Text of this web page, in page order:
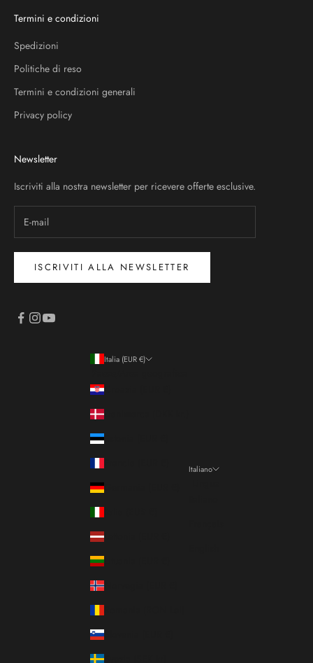
Termini e condizioni
Spedizioni
Politiche di reso
Termini e condizioni generali
Privacy policy
Newsletter
Iscriviti alla nostra newsletter per ricevere offerte esclusive.
ISCRIVITI ALLA NEWSLETTER
Italia (EUR €)
Croazia (EUR €)
Danimarca (DKK kr.)
Estonia (EUR €)
Francia (EUR €)
Germania (EUR €)
Italia (EUR €)
Lettonia (EUR €)
Lituania (EUR €)
Norvegia (EUR €)
Romania (RON Lei)
Slovenia (EUR €)
Svezia (SEK kr)
Italiano